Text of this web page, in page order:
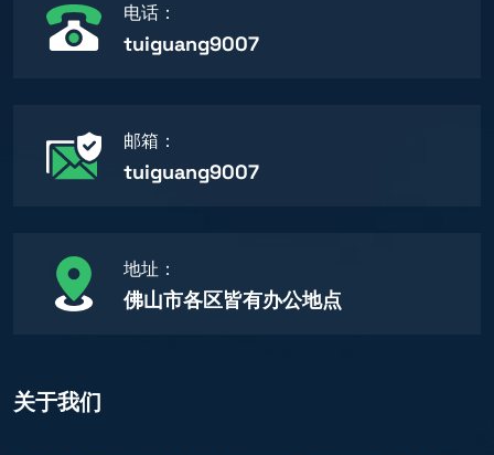
电话：
tuiguang9007
邮箱：
tuiguang9007
地址：
佛山市各区皆有办公地点
关于我们